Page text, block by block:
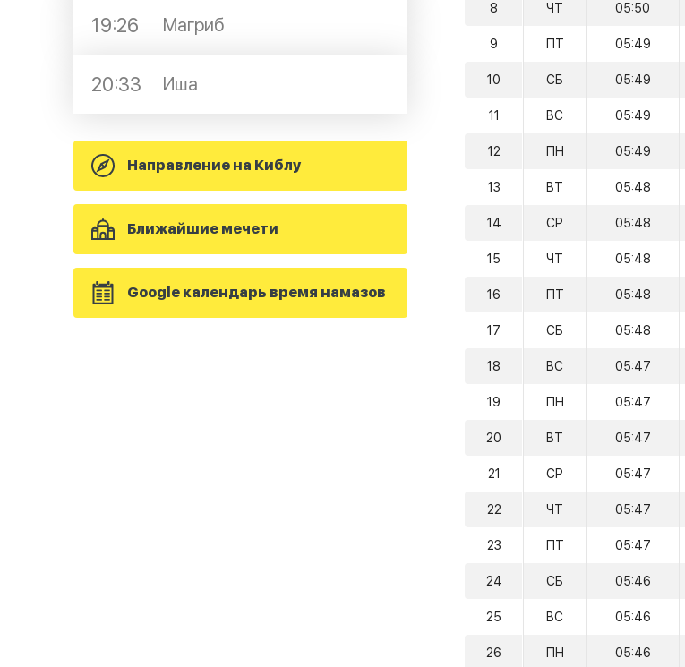
19:26 Магриб
20:33 Иша
Направление на Киблу
Ближайшие мечети
Google календарь время намазов
8 ЧТ 05:50
9 ПТ 05:49
10 СБ 05:49
11 ВС 05:49
12 ПН 05:49
13 ВТ 05:48
14 СР 05:48
15 ЧТ 05:48
16 ПТ 05:48
17 СБ 05:48
18 ВС 05:47
19 ПН 05:47
20 ВТ 05:47
21 СР 05:47
22 ЧТ 05:47
23 ПТ 05:47
24 СБ 05:46
25 ВС 05:46
26 ПН 05:46